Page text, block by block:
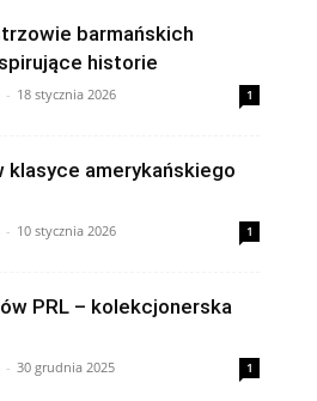
barmańskich
historie
- 18 stycznia 2026 1
klasyce amerykańskiego
- 10 stycznia 2026 1
PRL – kolekcjonerska
- 30 grudnia 2025 1